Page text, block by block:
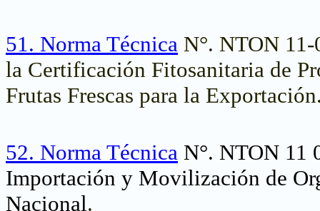
51. Norma Técnica N°. NTON
la Certificación Fitosanitaria de
Frutas Frescas para la
52. Norma Técnica N°. NTON 11
Importación y Movilización de
Nacional.